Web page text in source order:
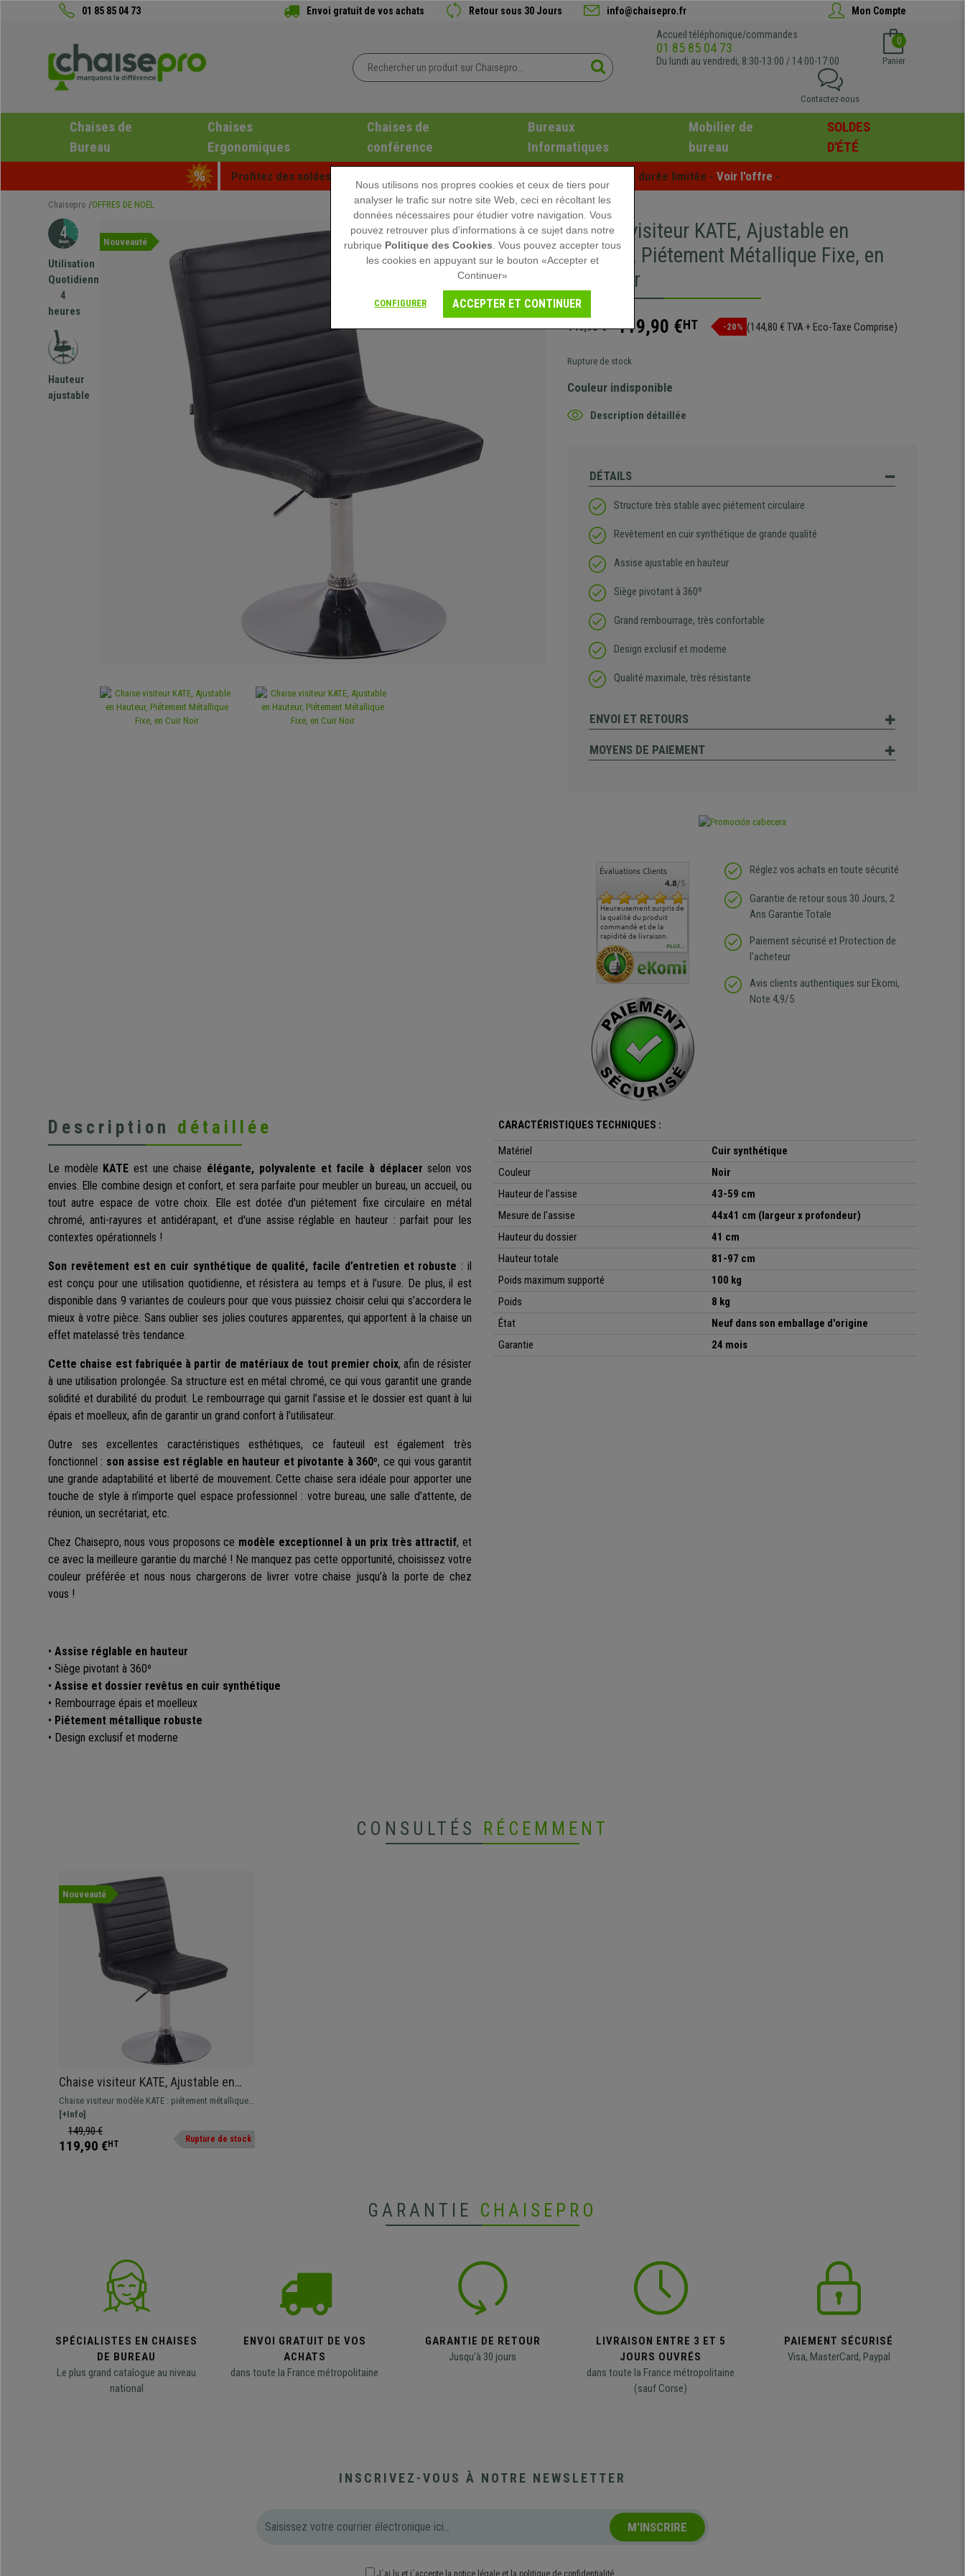
01 85 85 04 73 Envoi gratuit de vos achats Retour sous 30 Jours info@chaisepro.fr Mon Compte
Accueil téléphonique/commandes
01 85 85 04 73
Du lundi au vendredi, 8:30-13:00 / 14:00-17:00
0
Panier
Contactez-nous
Chaises de
Bureau
Chaises
Ergonomiques
Chaises de
conférence
Bureaux
Informatiques
Mobilier de
bureau
SOLDES
D'ÉTÉ
Profitez des soldes d'été chez Chaisepro ! Des réductions exclusives pour une durée limitée - Voir l'offre -
Chaisepro OFFRES DE NOËL
Utilisation
Quotidienne
4
heures
Hauteur
ajustable
Nouveauté
Chaise visiteur KATE, Ajustable en
Hauteur, Piétement Métallique Fixe, en
Cuir Noir
149,90 € 119,90 €HT -20% (144,80 € TVA + Eco-Taxe Comprise)
Rupture de stock
Couleur indisponible
Description détaillée
DÉTAILS
Structure très stable avec piétement circulaire
Revêtement en cuir synthétique de grande qualité
Assise ajustable en hauteur
Siège pivotant à 360º
Grand rembourrage, très confortable
Design exclusif et moderne
Qualité maximale, très résistante
ENVOI ET RETOURS
MOYENS DE PAIEMENT
Évaluations Clients
4.8/5
Heureusement surpris de
la qualité du produit
commandé et de la
rapidité de livraison.
Siege confortable qui
J'ai pu comparer avec des
sièges que l'on trouve
dans les grandes surfaces
de l'aménagement et ne
regrette pas mon achat.
bien qu'ayant eu un
abîmé) tout a été mis en
oeuvre pour remplacer
ce produit et ce dans les
de belle qualité
PLUS...
Réglez vos achats en toute sécurité
Garantie de retour sous 30 Jours, 2
Ans Garantie Totale
Paiement sécurisé et Protection de
l'acheteur
Avis clients authentiques sur Ekomi,
Note 4,9/5
Description détaillée
Le modèle KATEest une chaise élégante, polyvalente et facile à déplacer selon vos
envies. Elle combine design et confort, et sera parfaite pour meubler un bureau, un accueil, ou
tout autre espace de votre choix. Elle est dotée d'un piétement fixe circulaire en métal
chromé, anti-rayures et antidérapant, et d'une assise réglable en hauteur : parfait pour les
contextes opérationnels !
Son revêtement est en cuir synthétique de qualité, facile d’entretien et robuste : il
est conçu pour une utilisation quotidienne, et résistera au temps et à l’usure. De plus, il est
disponible dans 9 variantes de couleurs pour que vous puissiez choisir celui qui s’accordera le
mieux à votre pièce. Sans oublier ses jolies coutures apparentes, qui apportent à la chaise un
effet matelassé très tendance.
Cette chaise est fabriquée à partir de matériaux de tout premier choix, afin de résister
à une utilisation prolongée. Sa structure est en métal chromé, ce qui vous garantit une grande
solidité et durabilité du produit. Le rembourrage qui garnit l’assise et le dossier est quant à lui
épais et moelleux, afin de garantir un grand confort à l’utilisateur.
Outre ses excellentes caractéristiques esthétiques, ce fauteuil est également très
fonctionnel : son assise est réglable en hauteur et pivotante à 360º, ce qui vous garantit
une grande adaptabilité et liberté de mouvement. Cette chaise sera idéale pour apporter une
touche de style à n’importe quel espace professionnel : votre bureau, une salle d’attente, de
réunion, un secrétariat, etc.
Chez Chaisepro, nous vous proposons ce modèle exceptionnel à un prix très attractif, et
ce avec la meilleure garantie du marché ! Ne manquez pas cette opportunité, choisissez votre
couleur préférée et nous nous chargerons de livrer votre chaise jusqu’à la porte de chez
vous !
• Assise réglable en hauteur
• Siège pivotant à 360º
• Assise et dossier revêtus en cuir synthétique
• Rembourrage épais et moelleux
• Piétement métallique robuste
• Design exclusif et moderne
CARACTÉRISTIQUES TECHNIQUES :
Matériel
Cuir synthétique
Couleur
Noir
Hauteur de l'assise
43-59 cm
Mesure de l'assise
44x41 cm (largeur x profondeur)
Hauteur du dossier
41 cm
Hauteur totale
81-97 cm
Poids maximum supporté
100 kg
Poids
8 kg
État
Neuf dans son emballage d'origine
Garantie
24 mois
CONSULTÉS RÉCEMMENT
Nouveauté
Chaise visiteur KATE, Ajustable en
Hauteur, Piétement Métallique Fixe,
en Cuir Noir
Chaise visiteur modèle KATE : piétement métallique
chromé, assise ajustable en hauteur, 100%
fonctionnelle et opérationnelle !
[+Info]
149,90 €
119,90 €HT Rupture de stock
GARANTIE CHAISEPRO
SPÉCIALISTES EN CHAISES
DE BUREAU
Le plus grand catalogue au niveau
national
ENVOI GRATUIT DE VOS
ACHATS
dans toute la France métropolitaine
GARANTIE DE RETOUR
Jusqu'à 30 jours
LIVRAISON ENTRE 3 ET 5
JOURS OUVRÉS
dans toute la France métropolitaine
(sauf Corse)
PAIEMENT SÉCURISÉ
Visa, MasterCard, Paypal
INSCRIVEZ-VOUS À NOTRE NEWSLETTER
M'INSCRIRE
J´ai lu et j´accepte la notice légale et la politique de confidentialité
Nous utilisons nos propres cookies et ceux de tiers pour
analyser le trafic sur notre site Web, ceci en récoltant les
données nécessaires pour étudier votre navigation. Vous
pouvez retrouver plus d'informations à ce sujet dans notre
rubrique Politique des Cookies . Vous pouvez accepter tous
les cookies en appuyant sur le bouton «Accepter et
Continuer»
CONFIGURER ACCEPTER ET CONTINUER